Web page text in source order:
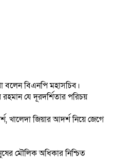
বলেন বিএনপি মহাসচিব।
যে দূরদর্শিতার পরিচয়
খালেদা জিয়ার আদর্শ নিয়ে জেগে
মৌলিক অধিকার নিশ্চিত